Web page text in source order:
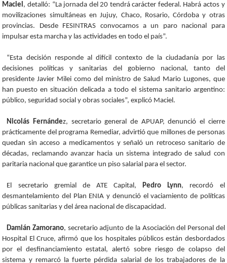
Maciel , detalló: “La jornada del 20 tendrá carácter federal. Habrá actos y
movilizaciones simultáneas en Jujuy, Chaco, Rosario, Córdoba y otras
provincias. Desde FESINTRAS convocamos a un paro nacional para
impulsar esta marcha y las actividades en todo el país”.
“Esta decisión responde al difícil contexto de la ciudadanía por las
decisiones políticas y sanitarias del gobierno nacional, tanto del
presidente Javier Milei como del ministro de Salud Mario Lugones, que
han puesto en situación delicada a todo el sistema sanitario argentino:
público, seguridad social y obras sociales”, explicó Maciel.
Nicolás Fernández, secretario general de APUAP, denunció el cierre
prácticamente del programa Remediar, advirtió que millones de personas
quedan sin acceso a medicamentos y señaló un retroceso sanitario de
décadas, reclamando avanzar hacia un sistema integrado de salud con
paritaria nacional que garantice un piso salarial para el sector.
El secretario gremial de ATE Capital, Pedro Lynn, recordó el
desmantelamiento del Plan ENIA y denunció el vaciamiento de políticas
públicas sanitarias y del área nacional de discapacidad.
Damián Zamorano, secretario adjunto de la Asociación del Personal del
Hospital El Cruce, afirmó que los hospitales públicos están desbordados
por el desfinanciamiento estatal, alertó sobre riesgo de colapso del
sistema y remarcó la fuerte pérdida salarial de los trabajadores de la